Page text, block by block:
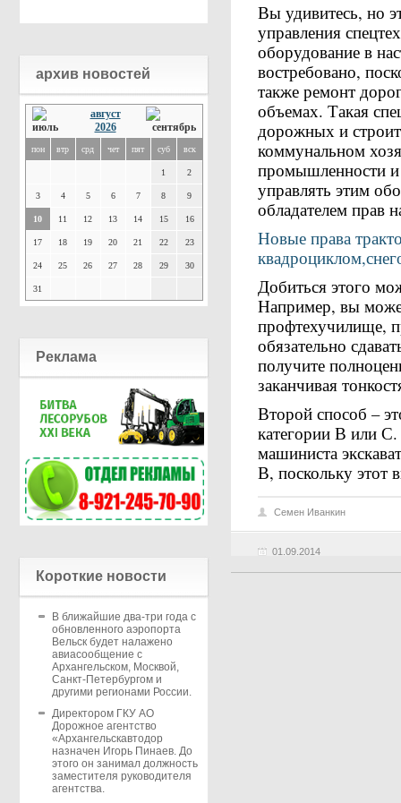
архив новостей
август
2026
пон втр срд чет пят суб вск
1 2
3 4 5 6 7 8 9
10 11 12 13 14 15 16
17 18 19 20 21 22 23
24 25 26 27 28 29 30
31
Реклама
Короткие новости
В ближайшие два-три года с
обновленного аэропорта
Вельск будет налажено
авиасообщение с
Архангельском, Москвой,
Санкт-Петербургом и
другими регионами России.
Директором ГКУ АО
Дорожное агентство
«Архангельскавтодор
назначен Игорь Пинаев. До
этого он занимал должность
заместителя руководителя
агентства.
Вы удивитесь, но
управления
оборудование в
востребовано,
также ремонт
объемах. Такая
дорожных и
коммунальном
промышленности и
управлять этим
обладателем прав
Новые права
Добиться этого
Например, вы
профтехучилище,
обязательно
получите
заканчивая
Второй способ –
категории В или
машиниста
В, поскольку этот
01.09.2014
Семен Иванкин